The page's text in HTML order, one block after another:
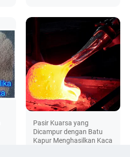
Pasir Kuarsa yang
Dicampur dengan Batu
Kapur Menghasilkan Kaca